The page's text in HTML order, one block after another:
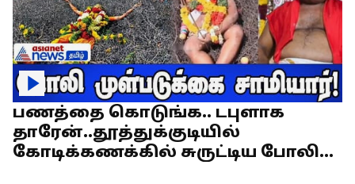
பணத்தை கொடுங்க.. டபுளாக
தாரேன்..தூத்துக்குடியில்
கோடிக்கணக்கில் சுருட்டிய போலி